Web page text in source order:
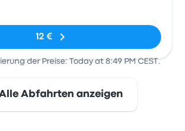
12 €
der Preise: Today at 8:49 PM CEST.
Abfahrten anzeigen